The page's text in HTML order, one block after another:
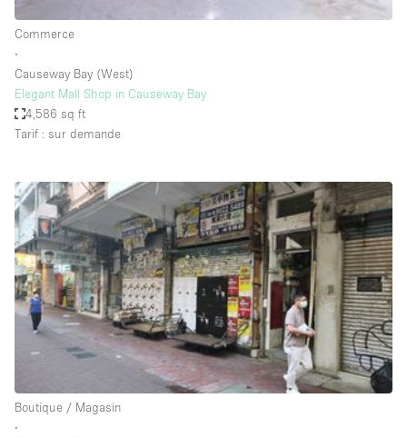
Atelier
Autre
Boutique / Magasin
Boutique en Partage
Bureaux
Camion / Fourgon
Commerce
Container
Entrepôt / Espace Stockage / Box
Espace Atypique / Unique
Commerce
∙
Causeway Bay (West)
Elegant Mall Shop in Causeway Bay
4,586 sq ft
Tarif : sur demande
Boutique / Magasin
∙